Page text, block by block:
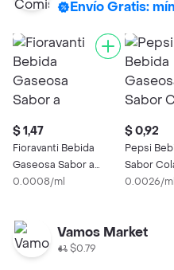
Envío Gratis:
$ 1,47
Fioravanti Bebida
Gaseosa Sabor a
Manzana
0.0008/ml
$ 0,92
Pepsi
Sabor
0.0026/ml
Vamos Market
$0.79